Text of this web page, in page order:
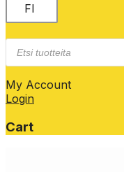
FI
Products
search
My Account
Login
Cart